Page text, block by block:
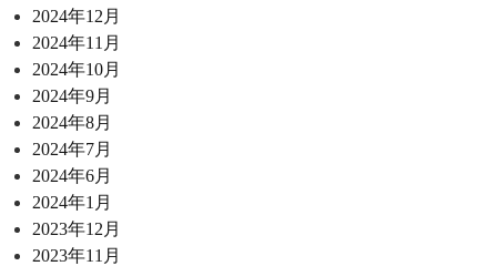
2024年12月
2024年11月
2024年10月
2024年9月
2024年8月
2024年7月
2024年6月
2024年1月
2023年12月
2023年11月